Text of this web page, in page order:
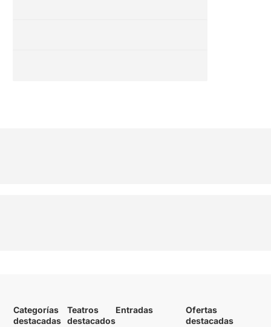
Categorías
destacadas
Teatros
destacados
Entradas
Ofertas
destacadas